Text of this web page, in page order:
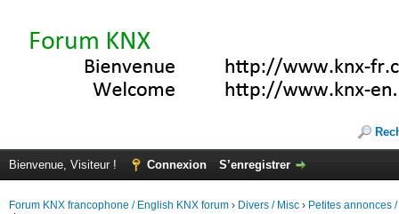
Bienvenue, Visiteur ! Connexion S’enregistrer
Forum KNX francophone / English KNX forum › Divers / Misc › Petites annonces